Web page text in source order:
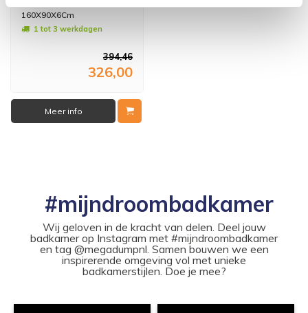
160X90X6Cm
1 tot 3 werkdagen
394,46
326,00
Meer info
#mijndroombadkamer
Wij geloven in de kracht van delen. Deel jouw
badkamer op Instagram met #mijndroombadkamer
en tag @megadumpnl. Samen bouwen we een
inspirerende omgeving vol met unieke
badkamerstijlen. Doe je mee?